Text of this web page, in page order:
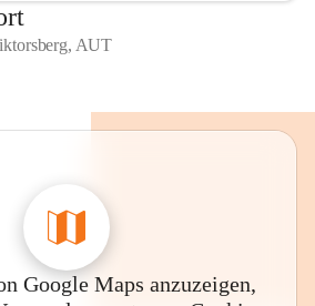
AUT
Google Maps anzuzeigen,